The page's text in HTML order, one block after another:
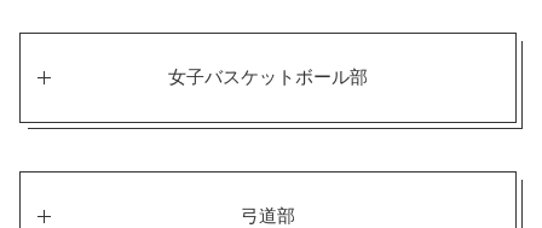
女子バスケットボール部
弓道部